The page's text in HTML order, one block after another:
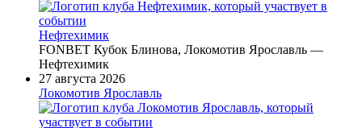
Нефтехимик
FONBET Кубок Блинова, Локомотив Ярославль —
Нефтехимик
27 августа 2026
Локомотив Ярославль